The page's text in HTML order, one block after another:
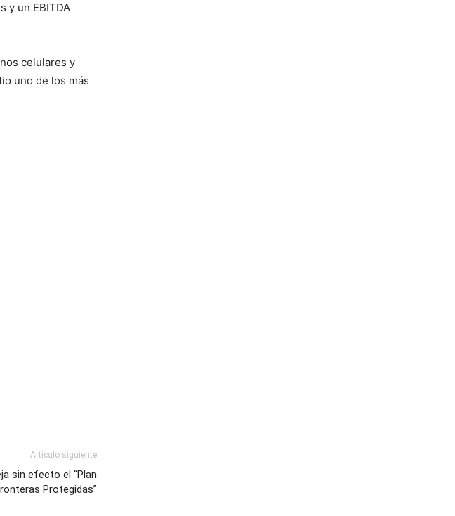
y un EBITDA
celulares y
uno de los más
Artículo siguiente
sin efecto el “Plan
Protegidas”